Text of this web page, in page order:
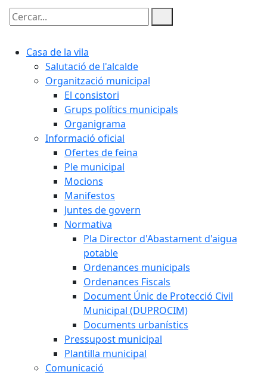
Cercar:
Casa de la vila
Salutació de l'alcalde
Organització municipal
El consistori
Grups polítics municipals
Organigrama
Informació oficial
Ofertes de feina
Ple municipal
Mocions
Manifestos
Juntes de govern
Normativa
Pla Director d'Abastament d'aigua
potable
Ordenances municipals
Ordenances Fiscals
Document Únic de Protecció Civil
Municipal (DUPROCIM)
Documents urbanístics
Pressupost municipal
Plantilla municipal
Comunicació